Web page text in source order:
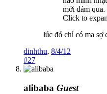
mới đám
Click to
lúc đó chỉ có ma sợ
dinhthu, 8/4/12
#27
alibaba Guest